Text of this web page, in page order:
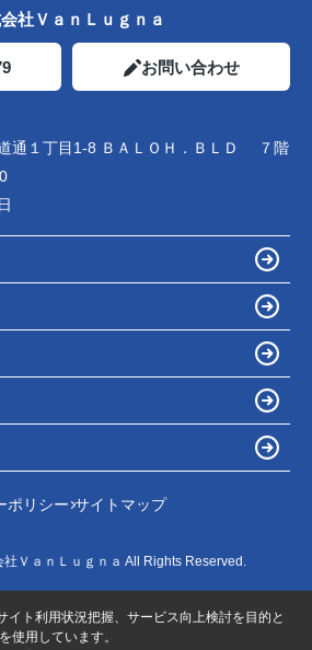
社ＶａｎＬｕｇｎａ
お問い合わせ
通１丁目1-8 ＢＡＬＯＨ．ＢＬＤ ７階
ポリシー サイトマップ
ＶａｎＬｕｇｎａ All Rights Reserved.
イト利用状況把握、サービス向上検討を目的と
使用しています。